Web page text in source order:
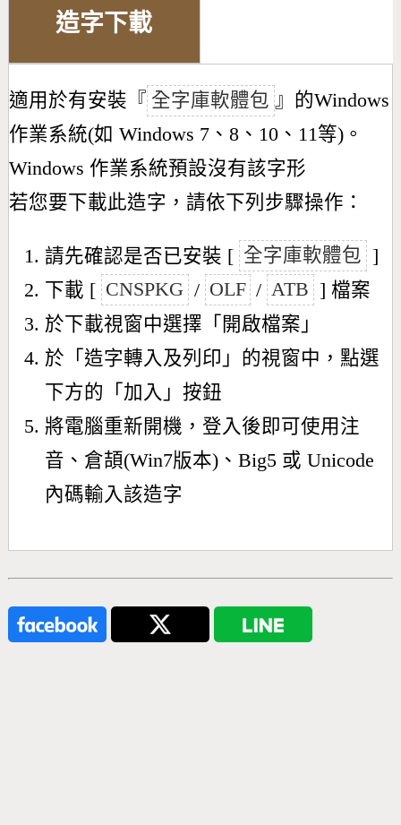
造字下載
適用於有安裝『 全字庫軟體包 』的Windows
作業系統(如 Windows 7、8、10、11等)。
Windows 作業系統預設沒有該字形
若您要下載此造字，請依下列步驟操作：
請先確認是否已安裝 [ 全字庫軟體包 ]
下載 [ CNSPKG / OLF / ATB ] 檔案
於下載視窗中選擇「開啟檔案」
於「造字轉入及列印」的視窗中，點選
下方的「加入」按鈕
將電腦重新開機，登入後即可使用注
音、倉頡(Win7版本)、Big5 或 Unicode
內碼輸入該造字